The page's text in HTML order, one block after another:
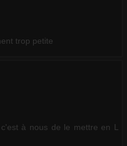
trop petite
à nous de le mettre en L